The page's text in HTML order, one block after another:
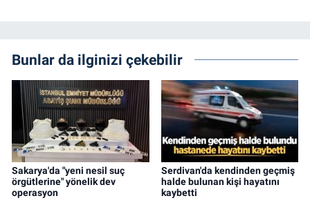
Bunlar da ilginizi çekebilir
Sakarya'da "yeni nesil suç
örgütlerine" yönelik dev
operasyon
Serdivan'da kendinden geçmiş
halde bulunan kişi hayatını
kaybetti